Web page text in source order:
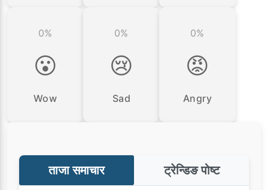
0%
😮
Wow
0%
😢
Sad
0%
😡
Angry
ताजा समाचार ट्रेन्डिङ पोष्ट